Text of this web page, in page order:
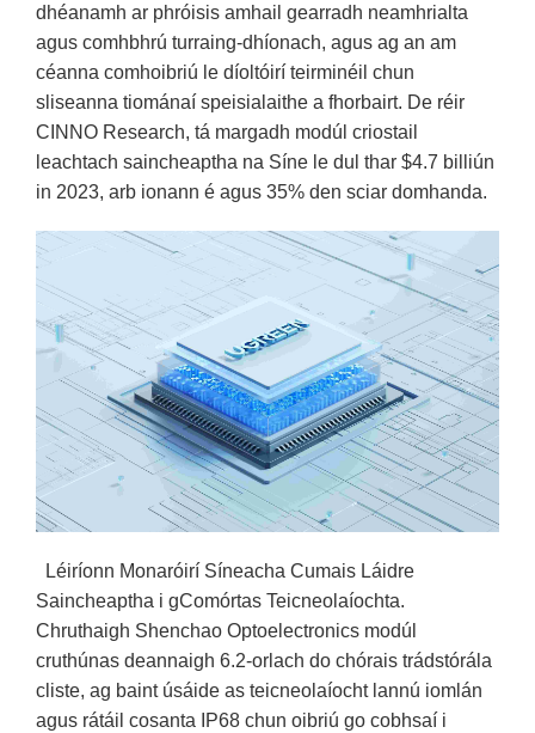
dhéanamh ar phróisis amhail gearradh neamhrialta
agus comhbhrú turraing-dhíonach, agus ag an am
céanna comhoibriú le díoltóirí teirminéil chun
sliseanna tiománaí speisialaithe a fhorbairt. De réir
CINNO Research, tá margadh modúl criostail
leachtach saincheaptha na Síne le dul thar $4.7 billiún
in 2023, arb ionann é agus 35% den sciar domhanda.
Léiríonn Monaróirí Síneacha Cumais Láidre
Saincheaptha i gComórtas Teicneolaíochta.
Chruthaigh Shenchao Optoelectronics modúl
cruthúnas deannaigh 6.2-orlach do chórais trádstórála
cliste, ag baint úsáide as teicneolaíocht lannú iomlán
agus rátáil cosanta IP68 chun oibriú go cobhsaí i